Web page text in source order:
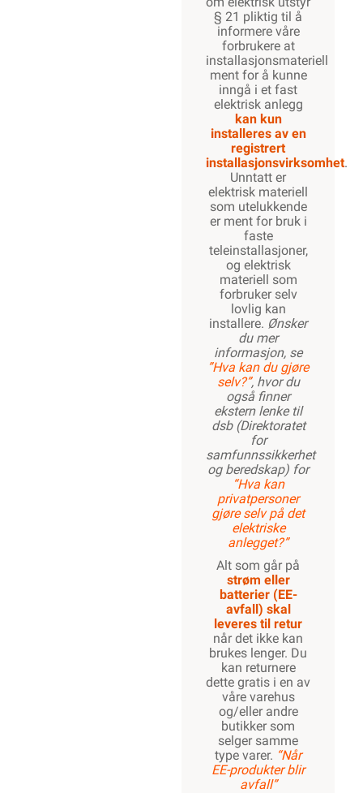
§ 21 pliktig til å
informere våre
forbrukere at
installasjonsmateriell
ment for å kunne
inngå i et fast
elektrisk anlegg
kan kun
installeres av en
registrert
installasjonsvirksomhet.
Unntatt er
elektrisk materiell
som utelukkende
er ment for bruk i
faste
teleinstallasjoner,
og elektrisk
materiell som
forbruker selv
lovlig kan
installere. Ønsker
du mer
informasjon, se
”Hva kan du gjøre
selv?”, hvor du
også finner
ekstern lenke til
dsb (Direktoratet
for
samfunnssikkerhet
og beredskap) for
“Hva kan
privatpersoner
gjøre selv på det
elektriske
anlegget?”
Alt som går på
strøm eller
batterier (EE-
avfall) skal
leveres til retur
når det ikke kan
brukes lenger. Du
kan returnere
dette gratis i en av
våre varehus
og/eller andre
butikker som
selger samme
type varer. “Når
EE-produkter blir
avfall”